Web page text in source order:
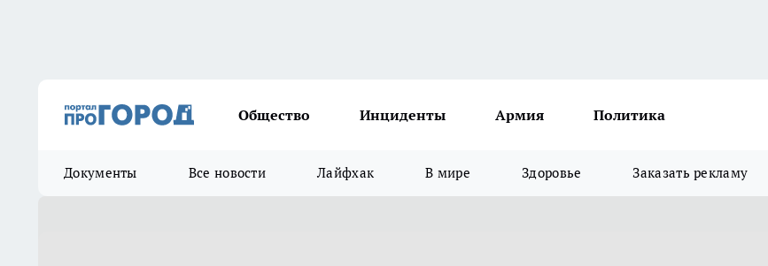
Общество Инциденты Армия Политика
Документы Все новости Лайфхак В мире Здоровье Заказать рекламу